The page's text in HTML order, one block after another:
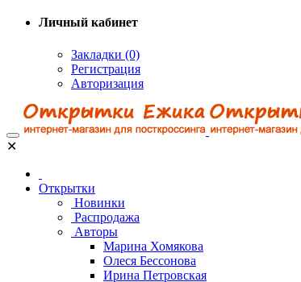
Личный кабинет
Закладки (0)
Регистрация
Авторизация
✕
Открытки
Новинки
Распродажа
Авторы
Марина Хомякова
Олеся Бессонова
Ирина Петровская